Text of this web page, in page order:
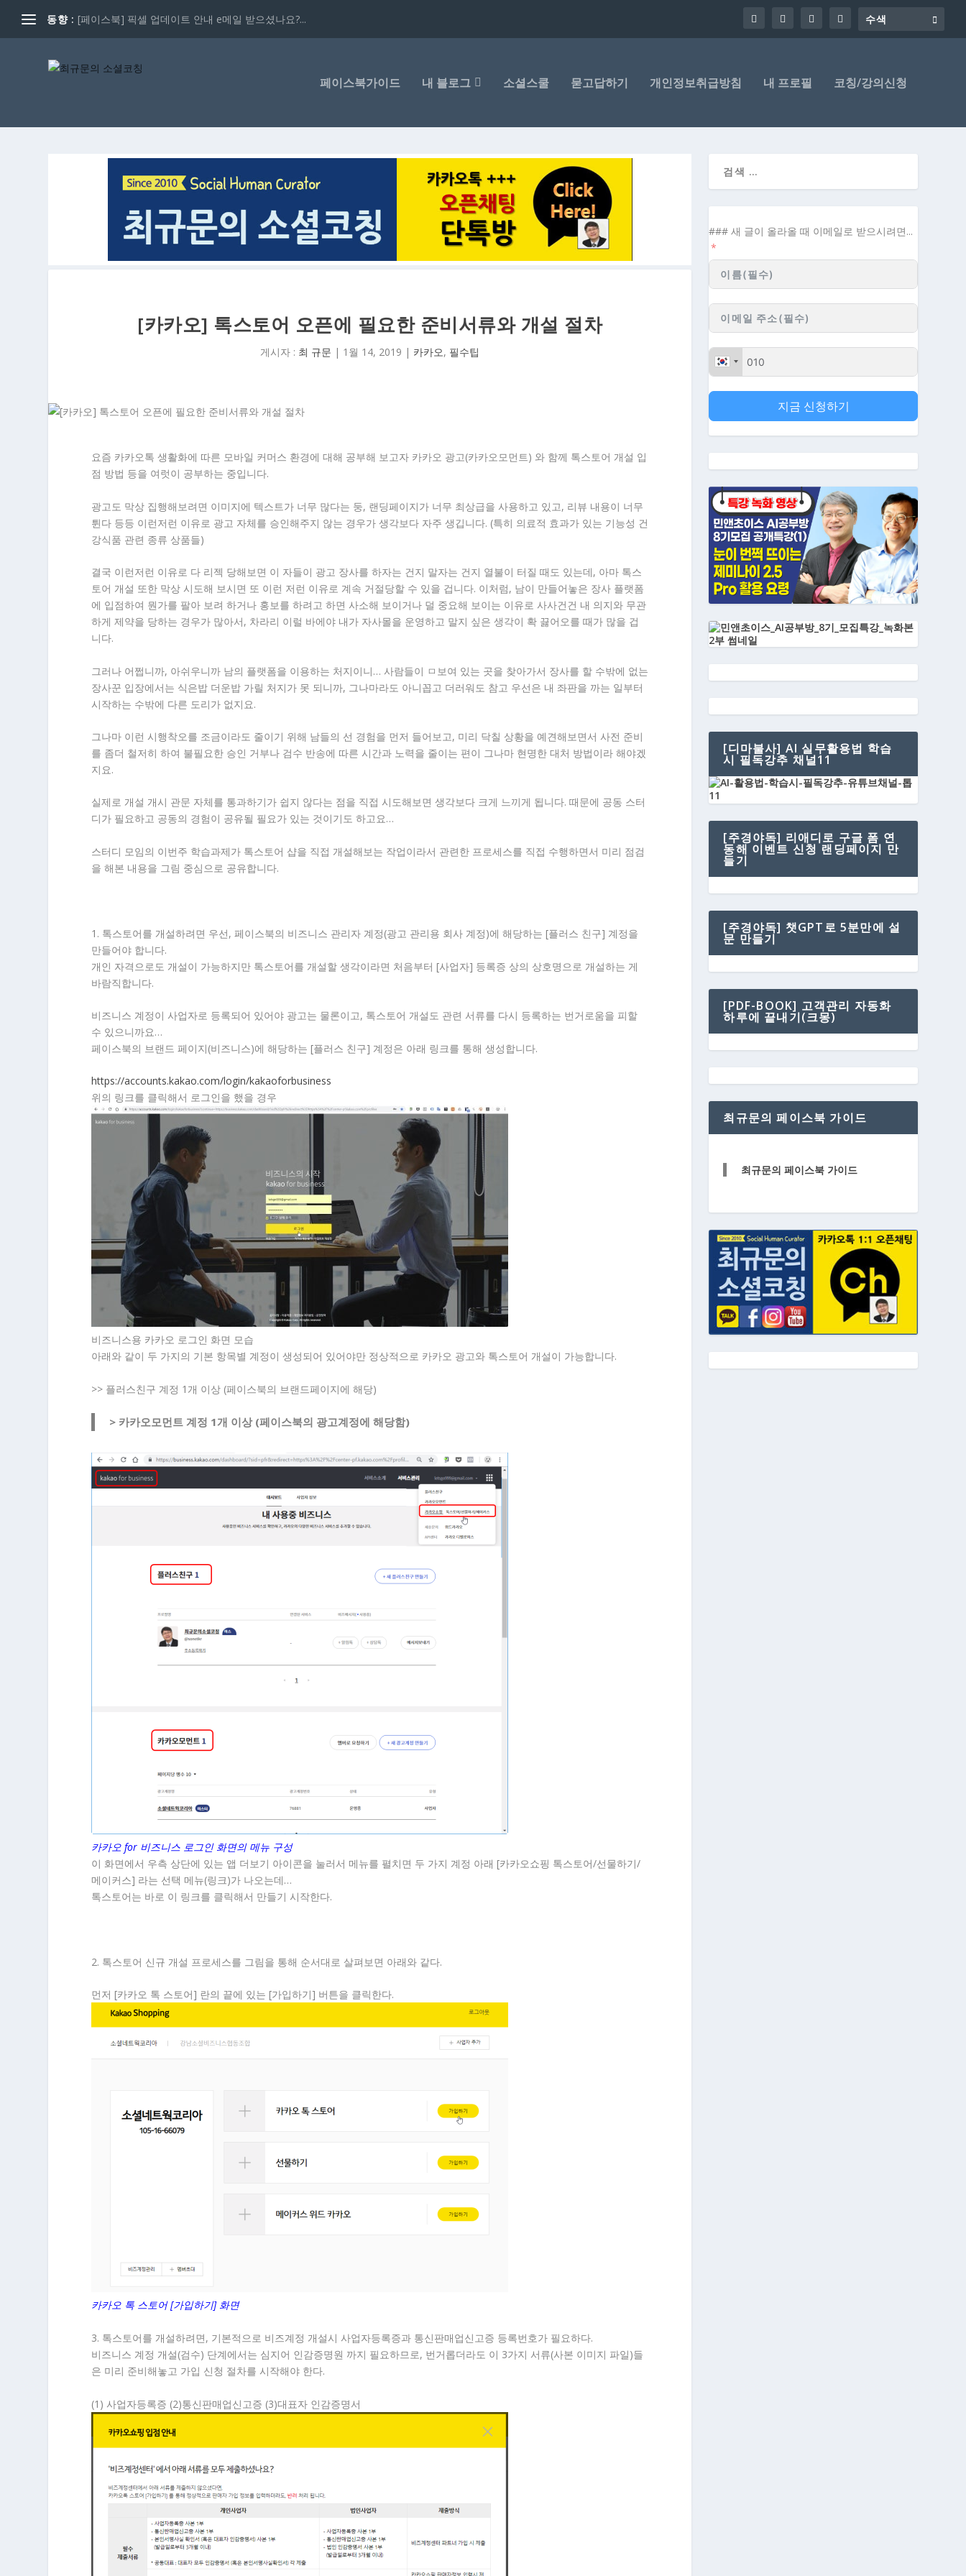
동향 : [페이스북] 픽셀 업데이트 안내 e메일 받으셨나요?...
페이스북가이드 내 블로그 소셜스쿨 묻고답하기 개인정보취급방침 내 프로필 코칭/강의신청
[카카오] 톡스토어 오픈에 필요한 준비서류와 개설 절차
게시자 : 최 규문 | 1월 14, 2019 | 카카오, 필수팁
요즘 카카오톡 생활화에 따른 모바일 커머스 환경에 대해 공부해 보고자 카카오 광고(카카오모먼트) 와 함께 톡스토어 개설 입
점 방법 등을 여럿이 공부하는 중입니다.
광고도 막상 집행해보려면 이미지에 텍스트가 너무 많다는 둥, 랜딩페이지가 너무 최상급을 사용하고 있고, 리뷰 내용이 너무
튄다 등등 이런저런 이유로 광고 자체를 승인해주지 않는 경우가 생각보다 자주 생깁니다. (특히 의료적 효과가 있는 기능성 건
강식품 관련 종류 상품들)
결국 이런저런 이유로 다 리젝 당해보면 이 자들이 광고 장사를 하자는 건지 말자는 건지 열불이 터질 때도 있는데, 아마 톡스
토어 개설 또한 막상 시도해 보시면 또 이런 저런 이유로 계속 거절당할 수 있을 겁니다. 이처럼, 남이 만들어놓은 장사 플랫폼
에 입점하여 뭔가를 팔아 보려 하거나 홍보를 하려고 하면 사소해 보이거나 덜 중요해 보이는 이유로 사사건건 내 의지와 무관
하게 제약을 당하는 경우가 많아서, 차라리 이럴 바에야 내가 자사몰을 운영하고 말지 싶은 생각이 확 끓어오를 때가 많을 겁
니다.
그러나 어쩝니까, 아쉬우니까 남의 플랫폼을 이용하는 처지이니… 사람들이 ㅁ보여 있는 곳을 찾아가서 장사를 할 수밖에 없는
장사꾼 입장에서는 식은밥 더운밥 가릴 처지가 못 되니까, 그나마라도 아니꼽고 더러워도 참고 우선은 내 좌판을 까는 일부터
시작하는 수밖에 다른 도리가 없지요.
그나마 이런 시행착오를 조금이라도 줄이기 위해 남들의 선 경험을 먼저 들어보고, 미리 닥칠 상황을 예견해보면서 사전 준비
를 좀더 철저히 하여 불필요한 승인 거부나 검수 반송에 따른 시간과 노력을 줄이는 편이 그나마 현명한 대처 방법이라 해야겠
지요.
실제로 개설 개시 관문 자체를 통과하기가 쉽지 않다는 점을 직접 시도해보면 생각보다 크게 느끼게 됩니다. 때문에 공동 스터
디가 필요하고 공동의 경험이 공유될 필요가 있는 것이기도 하고요…
스터디 모임의 이번주 학습과제가 톡스토어 샵을 직접 개설해보는 작업이라서 관련한 프로세스를 직접 수행하면서 미리 점검
을 해본 내용을 그림 중심으로 공유합니다.
1. 톡스토어를 개설하려면 우선, 페이스북의 비즈니스 관리자 계정(광고 관리용 회사 계정)에 해당하는 [플러스 친구] 계정을
만들어야 합니다.
개인 자격으로도 개설이 가능하지만 톡스토어를 개설할 생각이라면 처음부터 [사업자] 등록증 상의 상호명으로 개설하는 게
바람직합니다.
비즈니스 계정이 사업자로 등록되어 있어야 광고는 물론이고, 톡스토어 개설도 관련 서류를 다시 등록하는 번거로움을 피할
수 있으니까요…
페이스북의 브랜드 페이지(비즈니스)에 해당하는 [플러스 친구] 계정은 아래 링크를 통해 생성합니다.
https://accounts.kakao.com/login/kakaoforbusiness
위의 링크를 클릭해서 로그인을 했을 경우
비즈니스용 카카오 로그인 화면 모습
아래와 같이 두 가지의 기본 항목별 계정이 생성되어 있어야만 정상적으로 카카오 광고와 톡스토어 개설이 가능합니다.
>> 플러스친구 계정 1개 이상 (페이스북의 브랜드페이지에 해당)
> 카카오모먼트 계정 1개 이상 (페이스북의 광고계정에 해당함)
카카오 for 비즈니스 로그인 화면의 메뉴 구성
이 화면에서 우측 상단에 있는 앱 더보기 아이콘을 눌러서 메뉴를 펼치면 두 가지 계정 아래 [카카오쇼핑 톡스토어/선물하기/
메이커스] 라는 선택 메뉴(링크)가 나오는데…
톡스토어는 바로 이 링크를 클릭해서 만들기 시작한다.
2. 톡스토어 신규 개설 프로세스를 그림을 통해 순서대로 살펴보면 아래와 같다.
먼저 [카카오 톡 스토어] 란의 끝에 있는 [가입하기] 버튼을 클릭한다.
카카오 톡 스토어 [가입하기] 화면
3. 톡스토어를 개설하려면, 기본적으로 비즈계정 개설시 사업자등록증과 통신판매업신고증 등록번호가 필요하다.
비즈니스 계정 개설(검수) 단계에서는 심지어 인감증명원 까지 필요하므로, 번거롭더라도 이 3가지 서류(사본 이미지 파일)들
은 미리 준비해놓고 가입 신청 절차를 시작해야 한다.
(1) 사업자등록증 (2)통신판매업신고증 (3)대표자 인감증명서
### 새 글이 올라올 때 이메일로 받으시려면...
지금 신청하기
[디마불사] AI 실무활용법 학습
시 필독강추 채널11
[주경야독] 리애디로 구글 폼 연
동해 이벤트 신청 랜딩페이지 만
들기
[주경야독] 챗GPT로 5분만에 설
문 만들기
[PDF-BOOK] 고객관리 자동화
하루에 끝내기(크몽)
최규문의 페이스북 가이드
최규문의 페이스북 가이드